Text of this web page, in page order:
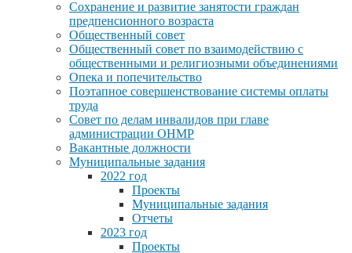
Сохранение и развитие занятости граждан
предпенсионного возраста
Общественный совет
Общественный совет по взаимодействию с
общественными и религиозными объединениями
Опека и попечительство
Поэтапное совершенствование системы оплаты
труда
Совет по делам инвалидов при главе
администрации ОНМР
Вакантные должности
Муниципальные задания
2022 год
Проекты
Муниципальные задания
Отчеты
2023 год
Проекты